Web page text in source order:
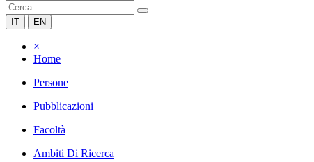
IT EN
×
Home
Persone
Pubblicazioni
Facoltà
Ambiti Di Ricerca